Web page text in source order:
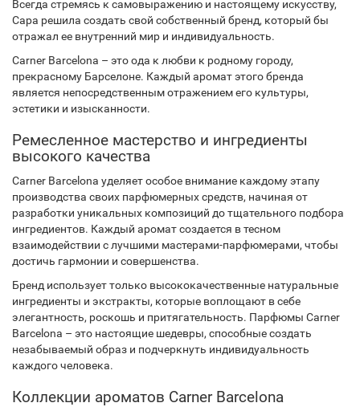
Всегда стремясь к самовыражению и настоящему искусству,
Сара решила создать свой собственный бренд, который бы
отражал ее внутренний мир и индивидуальность.
Carner Barcelona – это ода к любви к родному городу,
прекрасному Барселоне. Каждый аромат этого бренда
является непосредственным отражением его культуры,
эстетики и изысканности.
Ремесленное мастерство и ингредиенты
высокого качества
Carner Barcelona уделяет особое внимание каждому этапу
производства своих парфюмерных средств, начиная от
разработки уникальных композиций до тщательного подбора
ингредиентов. Каждый аромат создается в тесном
взаимодействии с лучшими мастерами-парфюмерами, чтобы
достичь гармонии и совершенства.
Бренд использует только высококачественные натуральные
ингредиенты и экстракты, которые воплощают в себе
элегантность, роскошь и притягательность. Парфюмы Carner
Barcelona – это настоящие шедевры, способные создать
незабываемый образ и подчеркнуть индивидуальность
каждого человека.
Коллекции ароматов Carner Barcelona